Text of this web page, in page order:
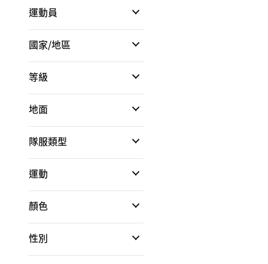
運動員
國家/地區
等級
地面
隊服類型
運動
顏色
性別